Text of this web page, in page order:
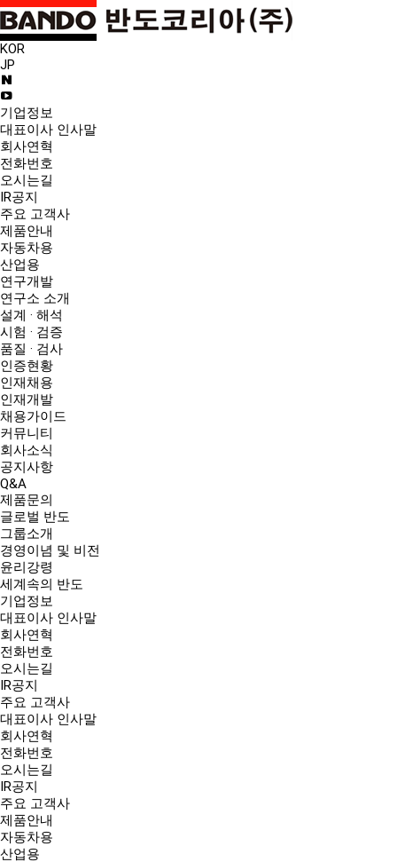
KOR
JP
기업정보
대표이사 인사말
회사연혁
전화번호
오시는길
IR공지
주요 고객사
제품안내
자동차용
산업용
연구개발
연구소 소개
설계 · 해석
시험 · 검증
품질 · 검사
인증현황
인재채용
인재개발
채용가이드
커뮤니티
회사소식
공지사항
Q&A
제품문의
글로벌 반도
그룹소개
경영이념 및 비전
윤리강령
세계속의 반도
기업정보
대표이사 인사말
회사연혁
전화번호
오시는길
IR공지
주요 고객사
대표이사 인사말
회사연혁
전화번호
오시는길
IR공지
주요 고객사
제품안내
자동차용
산업용